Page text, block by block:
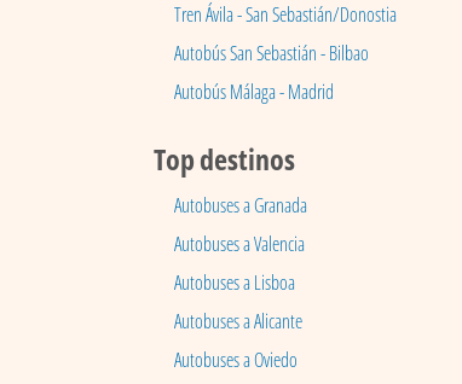
Tren Ávila - San Sebastián/Donostia
Autobús San Sebastián - Bilbao
Autobús Málaga - Madrid
Top destinos
Autobuses a Granada
Autobuses a Valencia
Autobuses a Lisboa
Autobuses a Alicante
Autobuses a Oviedo